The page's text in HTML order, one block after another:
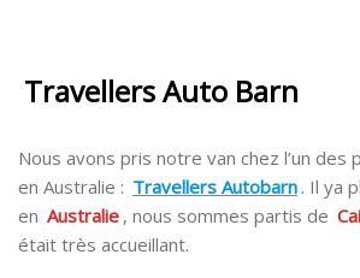
Travellers Auto Barn
Nous avons pris notre van chez l’un des
en Australie : Travellers Autobarn . Il ya
en Australie , nous sommes partis de
était très accueillant.